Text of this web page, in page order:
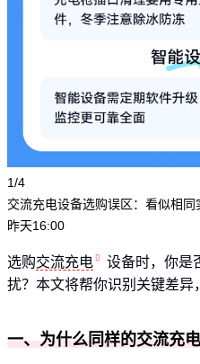
1/4
交流充电设备选购误区：看似相同
昨天16:00
选购交流充电
设备时，你是
扰？本文将帮你识别关键差异
一、为什么同样的交流充